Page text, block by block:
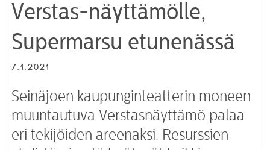
Verstas-näyttämölle,
Supermarsu etunenässä
7.1.2021
Seinäjoen kaupunginteatterin moneen
muuntautuva Verstasnäyttämö palaa
eri tekijöiden areenaksi. Resurssien